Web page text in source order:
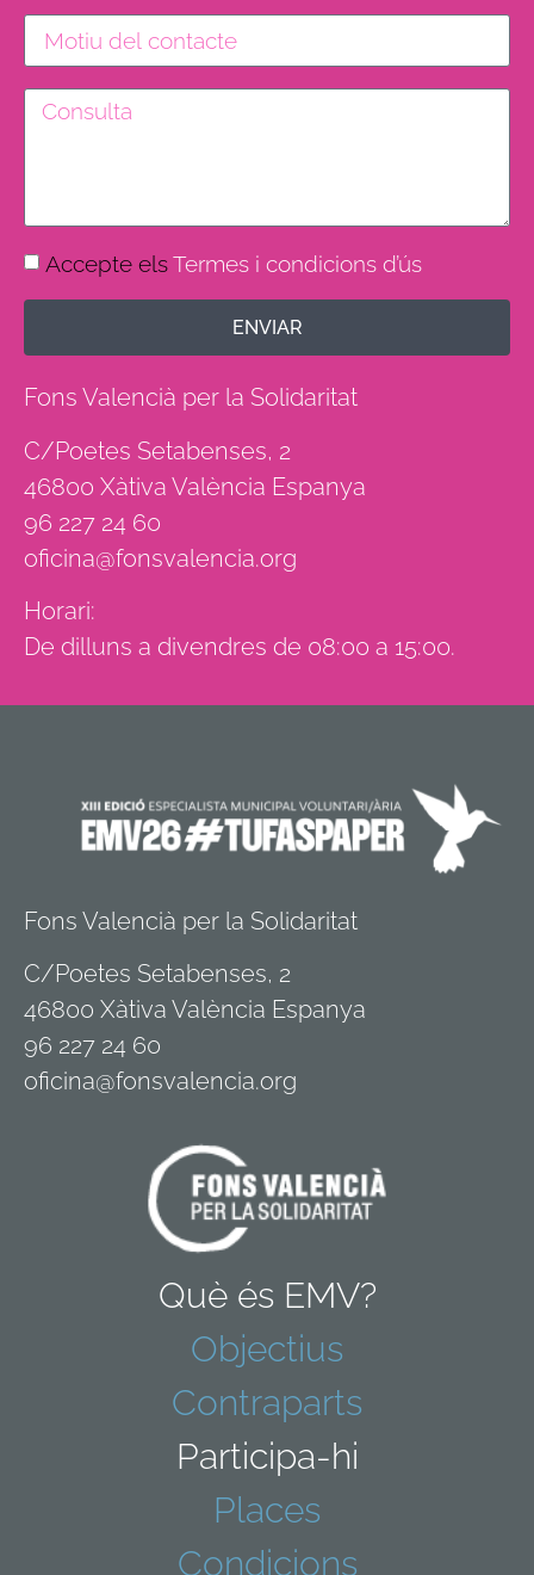
Accepte elsTermes i condicions d’ús
ENVIAR
Fons Valencià per la Solidaritat
C/Poetes Setabenses, 2
46800 Xàtiva València Espanya
96 227 24 60
oficina@fonsvalencia.org
Horari:
De dilluns a divendres de 08:00 a 15:00.
Fons Valencià per la Solidaritat
C/Poetes Setabenses, 2
46800 Xàtiva València Espanya
96 227 24 60
oficina@fonsvalencia.org
Què és EMV?
Objectius
Contraparts
Participa-hi
Places
Condicions